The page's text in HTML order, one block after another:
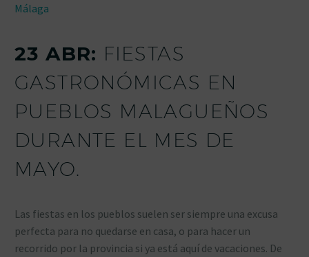
Málaga
23 ABR: FIESTAS
GASTRONÓMICAS EN
PUEBLOS MALAGUEÑOS
DURANTE EL MES DE
MAYO.
Las fiestas en los pueblos suelen ser siempre una excusa
perfecta para no quedarse en casa, o para hacer un
recorrido por la provincia si ya está aquí de vacaciones. De